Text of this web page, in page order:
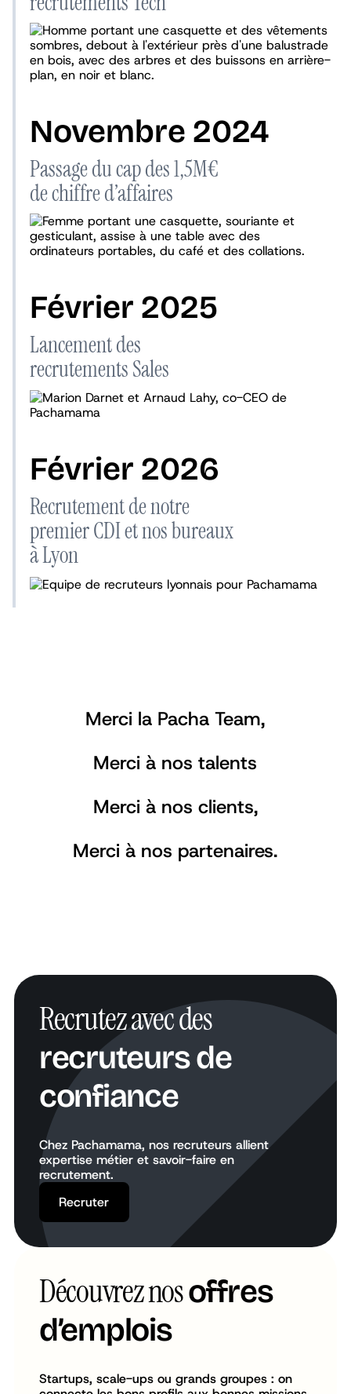
Novembre 2024
Passage du cap des 1,5M€
de chiffre d’affaires
Février 2025
Lancement des
recrutements Sales
Février 2026
Recrutement de notre
premier CDI et nos bureaux
à Lyon
Merci la Pacha Team,
Merci à nos talents
Merci à nos clients,
Merci à nos partenaires.
Recrutez avec des
recruteurs de
confiance
Chez Pachamama, nos recruteurs allient
expertise métier et savoir-faire en
recrutement.
Recruter
Recruter
Découvrez nosoffres
d’emplois
Startups, scale-ups ou grands groupes : on